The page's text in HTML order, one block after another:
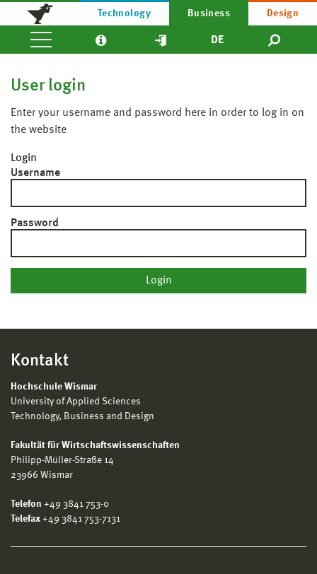
Technology Business Design
DE
User login
Enter your username and password here in order to log in on
the website
Login
Username
Password
Kontakt
Hochschule Wismar
University of Applied Sciences
Technology, Business and Design
Fakultät für Wirtschaftswissenschaften
Philipp-Müller-Straße 14
23966 Wismar
Telefon +49 3841 753-0
Telefax +49 3841 753-7131